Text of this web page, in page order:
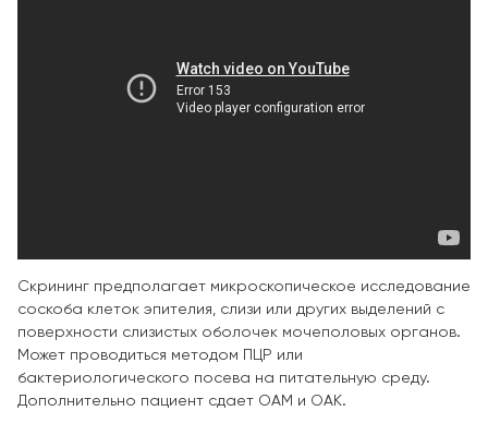
Скрининг предполагает микроскопическое исследование
соскоба клеток эпителия, слизи или других выделений с
поверхности слизистых оболочек мочеполовых органов.
Может проводиться методом ПЦР или
бактериологического посева на питательную среду.
Дополнительно пациент сдает ОАМ и ОАК.